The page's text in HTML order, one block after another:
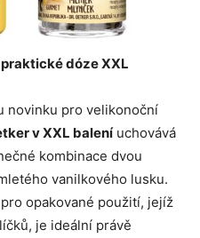
dóze XXL
novinku pro velikonoční
v XXL baleníuchovává
kombinace dvou
vanilkového lusku.
opakované použití, jejíž
je ideální právě